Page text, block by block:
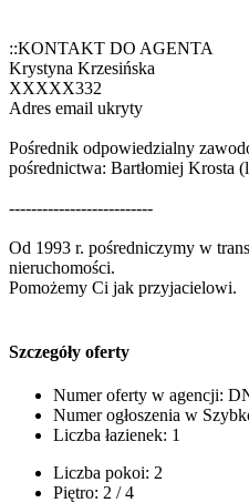
::KONTAKT DO AGENTA
Krystyna Krzesińska
XXXXX332
Adres email ukryty
Pośrednik odpowiedzialny
pośrednictwa: Bartłomiej Krosta
--------------------------
Od 1993 r. pośredniczymy w
nieruchomości.
Pomożemy Ci jak przyjacielowi.
Szczegóły oferty
Numer oferty w agencji:
Numer ogłoszenia w
Liczba łazienek: 1
Liczba pokoi: 2
Piętro: 2 / 4